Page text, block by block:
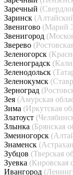
Заречный
Заринск
Звенигово (Марий
Звенигород
Зверево
Зеленогорск
Зеленоградск
Зеленодольск
Зеленокумск
Зерноград
Зея (Амурская
Зима (Иркутская
Златоуст
Злынка (Брянская
Змеиногорск
Знаменск
Зубцов (Тверская
Зуевка (Кировская
Ивангород